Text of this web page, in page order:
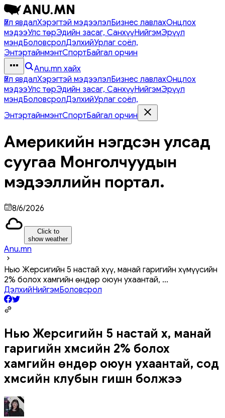
Үйл явдалХэрэгтэй мэдээлэлБизнес лавлахОнцлох
мэдээУлс төрЭдийн засаг, СанхүүНийгэмЭрүүл
мэндБоловсролДэлхийУрлаг соёл,
ЭнтэртайнмэнтСпортБайгал орчин
Anu.mn хайх
Үйл явдалХэрэгтэй мэдээлэлБизнес лавлахОнцлох
мэдээУлс төрЭдийн засаг, СанхүүНийгэмЭрүүл
мэндБоловсролДэлхийУрлаг соёл,
ЭнтэртайнмэнтСпортБайгал орчин
Америкийн нэгдсэн улсад
суугаа Монголчуудын
мэдээллийн портал.
8/6/2026
Click to
show weather
Anu.mn
Нью Жерсигийн 5 настай хүү, манай гаригийн хүмүүсийн
2% болох хамгийн өндөр оюун ухаантай, ...
ДэлхийНийгэмБоловсрол
Нью Жерсигийн 5 настай хүү, манай
гаригийн хүмүүсийн 2% болох
хамгийн өндөр оюун ухаантай, сод
хүмүүсийн клубын гишүүн болжээ